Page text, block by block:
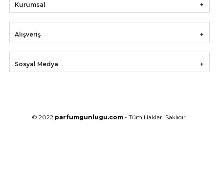
Kurumsal
Alışveriş
Sosyal Medya
© 2022 parfumgunlugu.com - Tüm Hakları Saklıdır.